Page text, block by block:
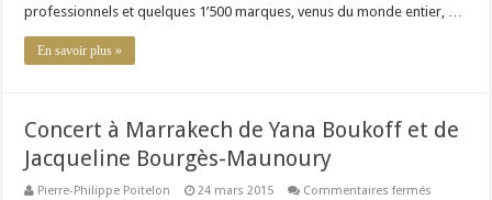
professionnels et quelques 1’500 marques, venus du monde entier, …
En savoir plus »
Concert à Marrakech de Yana Boukoff et de
Jacqueline Bourgès-Maunoury
Pierre-Philippe Poitelon 24 mars 2015 Commentaires fermés